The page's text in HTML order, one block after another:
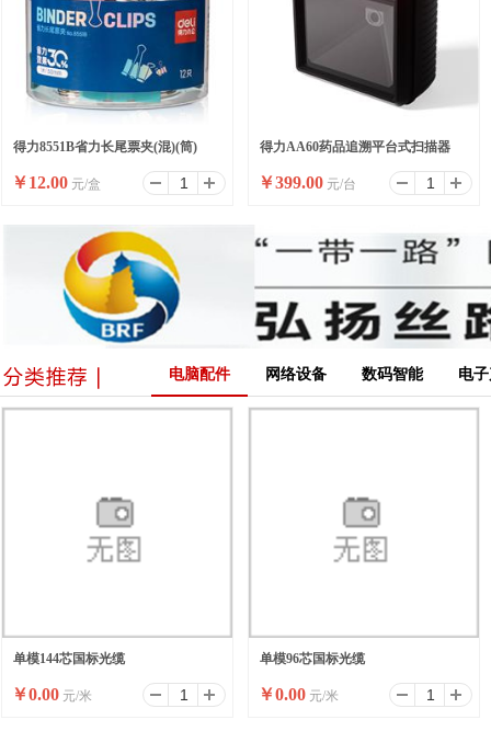
得力8551B省力长尾票夹(混)(筒)
￥12.00 元/盒
得力AA60药品追溯平台式扫描器
(黑)(台)
￥399.00 元/台
电脑配件 网络设备 数码智能 电
单模144芯国标光缆
￥0.00 元/米
单模96芯国标光缆
￥0.00 元/米